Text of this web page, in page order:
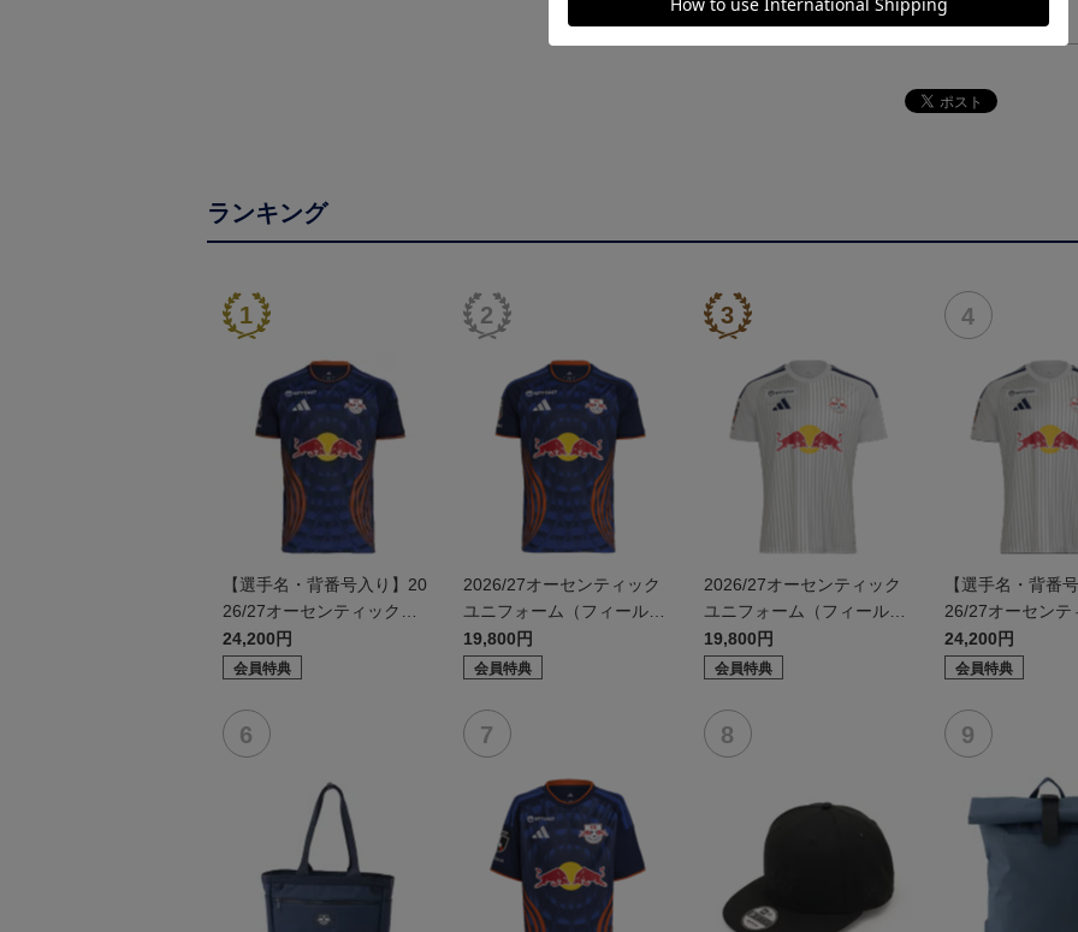
ヘルプページ
ランキング
【選手名・背番号入り】20
26/27オーセンティックユ
ニフォーム（フィールド1s
t）
24,200円
会員特典
2026/27オーセンティック
ユニフォーム（フィールド
1st）
19,800円
会員特典
2026/27オーセンティック
ユニフォーム（フィールド
2nd）
19,800円
会員特典
【選手名・背番
26/27オーセンテ
ニフォーム（フ
d）
24,200円
会員特典